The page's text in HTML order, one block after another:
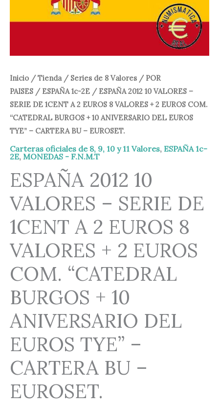
Inicio /Tienda/ Series de 8 Valores / POR
PAISES / ESPAÑA 1c-2E / ESPAÑA 2012 10 VALORES –
SERIE DE 1CENT A 2 EUROS 8 VALORES + 2 EUROS COM.
“CATEDRAL BURGOS + 10 ANIVERSARIO DEL EUROS
TYE” – CARTERA BU – EUROSET.
Carteras oficiales de 8, 9, 10 y 11 Valores, ESPAÑA 1c-
2E, MONEDAS - F.N.M.T
ESPAÑA 2012 10
VALORES – SERIE DE
1CENT A 2 EUROS 8
VALORES + 2 EUROS
COM. “CATEDRAL
BURGOS + 10
ANIVERSARIO DEL
EUROS TYE” –
CARTERA BU –
EUROSET.
49,95 €.39,95 €.
2
VALORES
+
2
COM.
"CATEDRAL
BURGOS
+
10
ANIVERSARIO
DEL
EUROS
TYE"
CARTERA
BU
-
EUROSET.
cantidad
ANIVERSARIO
EUROS
-
CARTERA
-
cantidad